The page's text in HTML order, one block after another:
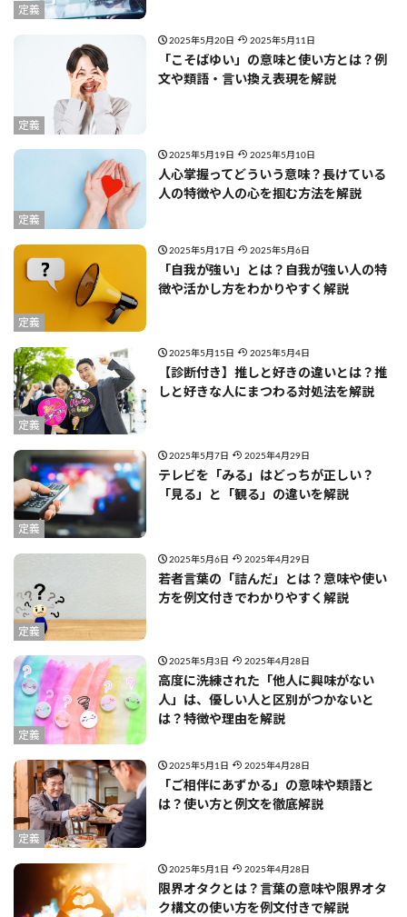
定義
定義
2025年5月20日 2025年5月11日
「こそばゆい」の意味と使い方とは？例
文や類語・言い換え表現を解説
定義
2025年5月19日 2025年5月10日
人心掌握ってどういう意味？長けている
人の特徴や人の心を掴む方法を解説
定義
2025年5月17日 2025年5月6日
「自我が強い」とは？自我が強い人の特
徴や活かし方をわかりやすく解説
定義
2025年5月15日 2025年5月4日
【診断付き】推しと好きの違いとは？推
しと好きな人にまつわる対処法を解説
定義
2025年5月7日 2025年4月29日
テレビを「みる」はどっちが正しい？
「見る」と「観る」の違いを解説
定義
2025年5月6日 2025年4月29日
若者言葉の「詰んだ」とは？意味や使い
方を例文付きでわかりやすく解説
定義
2025年5月3日 2025年4月28日
高度に洗練された「他人に興味がない
人」は、優しい人と区別がつかないと
は？特徴や理由を解説
定義
2025年5月1日 2025年4月28日
「ご相伴にあずかる」の意味や類語と
は？使い方と例文を徹底解説
2025年5月1日 2025年4月28日
限界オタクとは？言葉の意味や限界オタ
ク構文の使い方を例文付きで解説